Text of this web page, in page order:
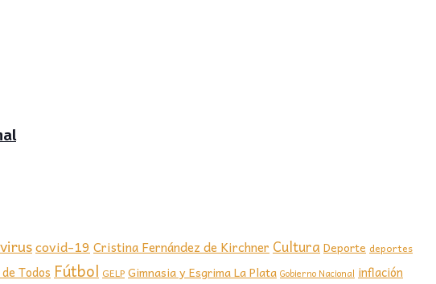
covid-19 Cristina Fernández de Kirchner Cultura Deporte deportes
Todos Fútbol GELP Gimnasia y Esgrima La Plata Gobierno Nacional inflación